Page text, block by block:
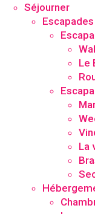
Séjourner
Escapades
Le
La